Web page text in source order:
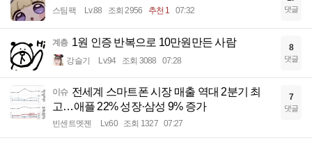
스팀팩 Lv.88 조회 2956 추천 1 07:32 댓글
계층 1원 인증 반복으로 10만원만든 사람
강슬기 Lv.94 조회 3088 07:28
8
댓글
이슈 전세계 스마트폰 시장 매출 역대 2분기 최
고…애플 22% 성장·삼성 9% 증가
빈센트멧젠 Lv.60 조회 1327 07:27
7
댓글